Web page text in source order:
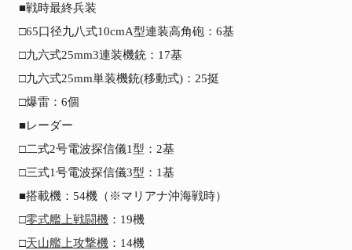
■戦時最終兵装
□65口径九八式10cmA型連装高角砲：6基
□九六式25mm3連装機銃：17基
□九六式25mm単装機銃(移動式)：25挺
□爆雷：6個
■レーダー
□二式2号電波探信儀1型：2基
□三式1号電波探信儀3型：1基
■搭載機：54機（※マリアナ沖海戦時）
□零式艦上戦闘機：19機
□天山艦上攻撃機：14機